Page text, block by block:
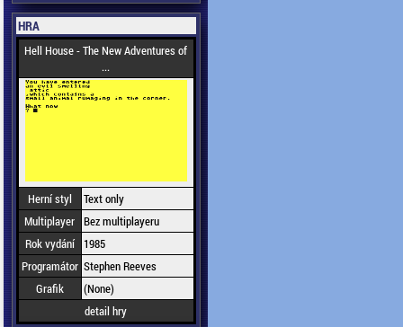
HRA
Hell House - The New Adventures of
...
Herní styl
Text only
Multiplayer Bez multiplayeru
Rok vydání
1985
Programátor Stephen Reeves
Grafik
(None)
detail hry